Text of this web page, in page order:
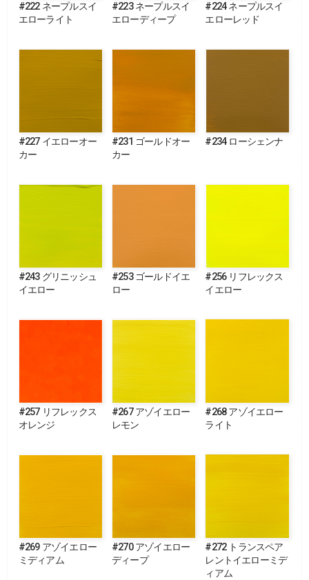
#222 ネープルスイ
エローライト
#223 ネープルスイ
エローディープ
#224 ネープルスイ
エローレッド
#227 イエローオー
カー
#231 ゴールドオー
カー
#234 ローシェンナ
#243 グリニッシュ
イエロー
#253 ゴールドイエ
ロー
#256 リフレックス
イエロー
#257 リフレックス
オレンジ
#267 アゾイエロー
レモン
#268 アゾイエロー
ライト
#269 アゾイエロー
ミディアム
#270 アゾイエロー
ディープ
#272 トランスペア
レントイエローミデ
ィアム